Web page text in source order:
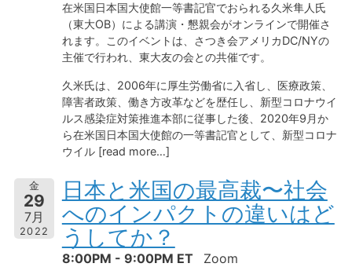
在米国日本国大使館一等書記官でおられる久米隼人氏
（東大OB）による講演・懇親会がオンラインで開催さ
れます。このイベントは、さつき会アメリカDC/NYの
主催で行われ、東大友の会との共催です。
久米氏は、2006年に厚生労働省に入省し、医療政策、
障害者政策、働き方改革などを歴任し、新型コロナウイ
ルス感染症対策推進本部に従事した後、2020年9月か
ら在米国日本国大使館の一等書記官として、新型コロナ
ウイル [read more…]
金
29
7月
2022
日本と米国の最高裁〜社会
へのインパクトの違いはど
うしてか？
8:00PM - 9:00PM ET Zoom